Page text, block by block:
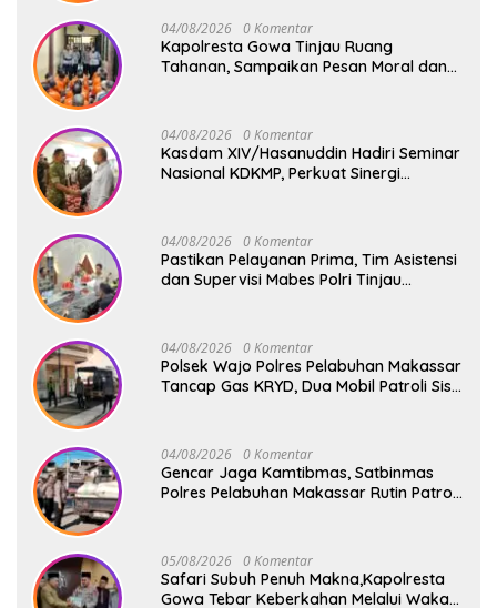
04/08/2026 0 Komentar
Kapolresta Gowa Tinjau Ruang
Tahanan, Sampaikan Pesan Moral dan
04/08/2026 0 Komentar
Kasdam XIV/Hasanuddin Hadiri Seminar
Nasional KDKMP, Perkuat Sinergi
04/08/2026 0 Komentar
Pastikan Pelayanan Prima, Tim Asistensi
dan Supervisi Mabes Polri Tinjau
04/08/2026 0 Komentar
Polsek Wajo Polres Pelabuhan Makassar
Tancap Gas KRYD, Dua Mobil Patroli Sisir
04/08/2026 0 Komentar
Gencar Jaga Kamtibmas, Satbinmas
Polres Pelabuhan Makassar Rutin Patroli
05/08/2026 0 Komentar
Safari Subuh Penuh Makna,Kapolresta
Gowa Tebar Keberkahan Melalui Wakaf